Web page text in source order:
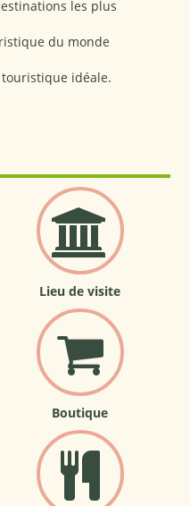
les plus
du monde
touristique idéale.
Lieu de visite
Boutique